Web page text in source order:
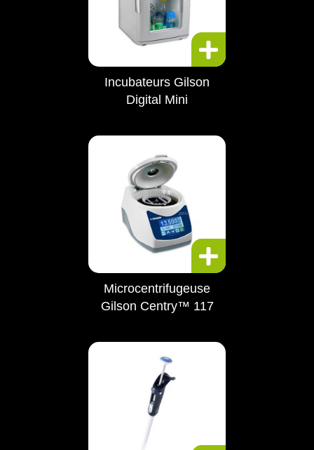
Incubateurs Gilson
Digital Mini
Microcentrifugeuse
Gilson Centry™ 117